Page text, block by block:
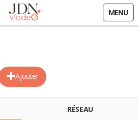
MENU
Ajouter
RÉSEAU